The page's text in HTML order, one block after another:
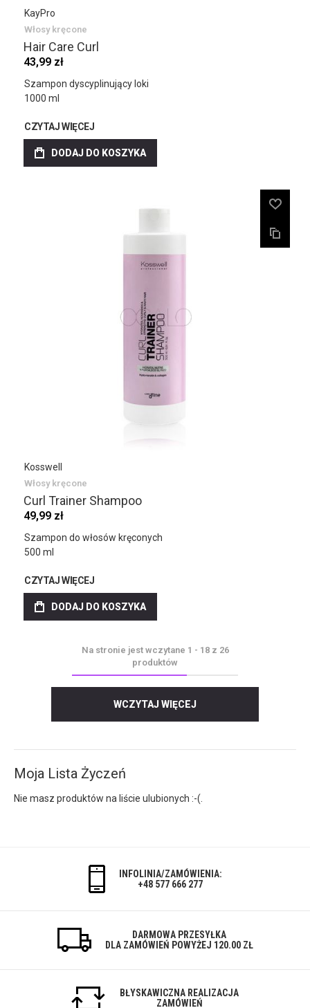
KayPro
Włosy kręcone
Hair Care Curl
43,99 zł
Szampon dyscyplinujący loki
1000 ml
CZYTAJ WIĘCEJ
DODAJ DO KOSZYKA
Kosswell
Włosy kręcone
Curl Trainer Shampoo
49,99 zł
Szampon do włosów kręconych
500 ml
CZYTAJ WIĘCEJ
DODAJ DO KOSZYKA
Na stronie jest wczytane 1 - 18z 26
produktów
WCZYTAJ WIĘCEJ
Moja Lista Życzeń
Nie masz produktów na liście ulubionych :-(.
INFOLINIA/ZAMÓWIENIA:
+48 577 666 277
DARMOWA PRZESYŁKA
DLA ZAMÓWIEŃ POWYŻEJ 120.00 ZŁ
BŁYSKAWICZNA REALIZACJA
ZAMÓWIEŃ